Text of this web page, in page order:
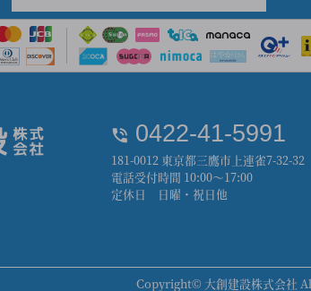
0422-41-5991
181-0012 東京都三鷹市上連雀7-32-32
電話受付時間 10:00～17:00
定休日 日曜・祝日他
Copyright© 大創建設株式会社